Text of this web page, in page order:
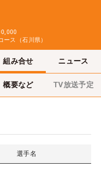
ス（石川県）
組み合せ ニュース
概要など TV放送予定
選手名